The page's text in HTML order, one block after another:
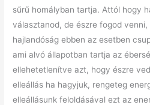
sűrű homályban tartja. Attól hogy
választanod, de észre fogod
hajlandóság ebben az esetben
ami alvó állapotban tartja az
ellehetetlenítve azt, hogy észre
elleállás ha hagyjuk, rengeteg
elleállásunk feloldásával ezt az